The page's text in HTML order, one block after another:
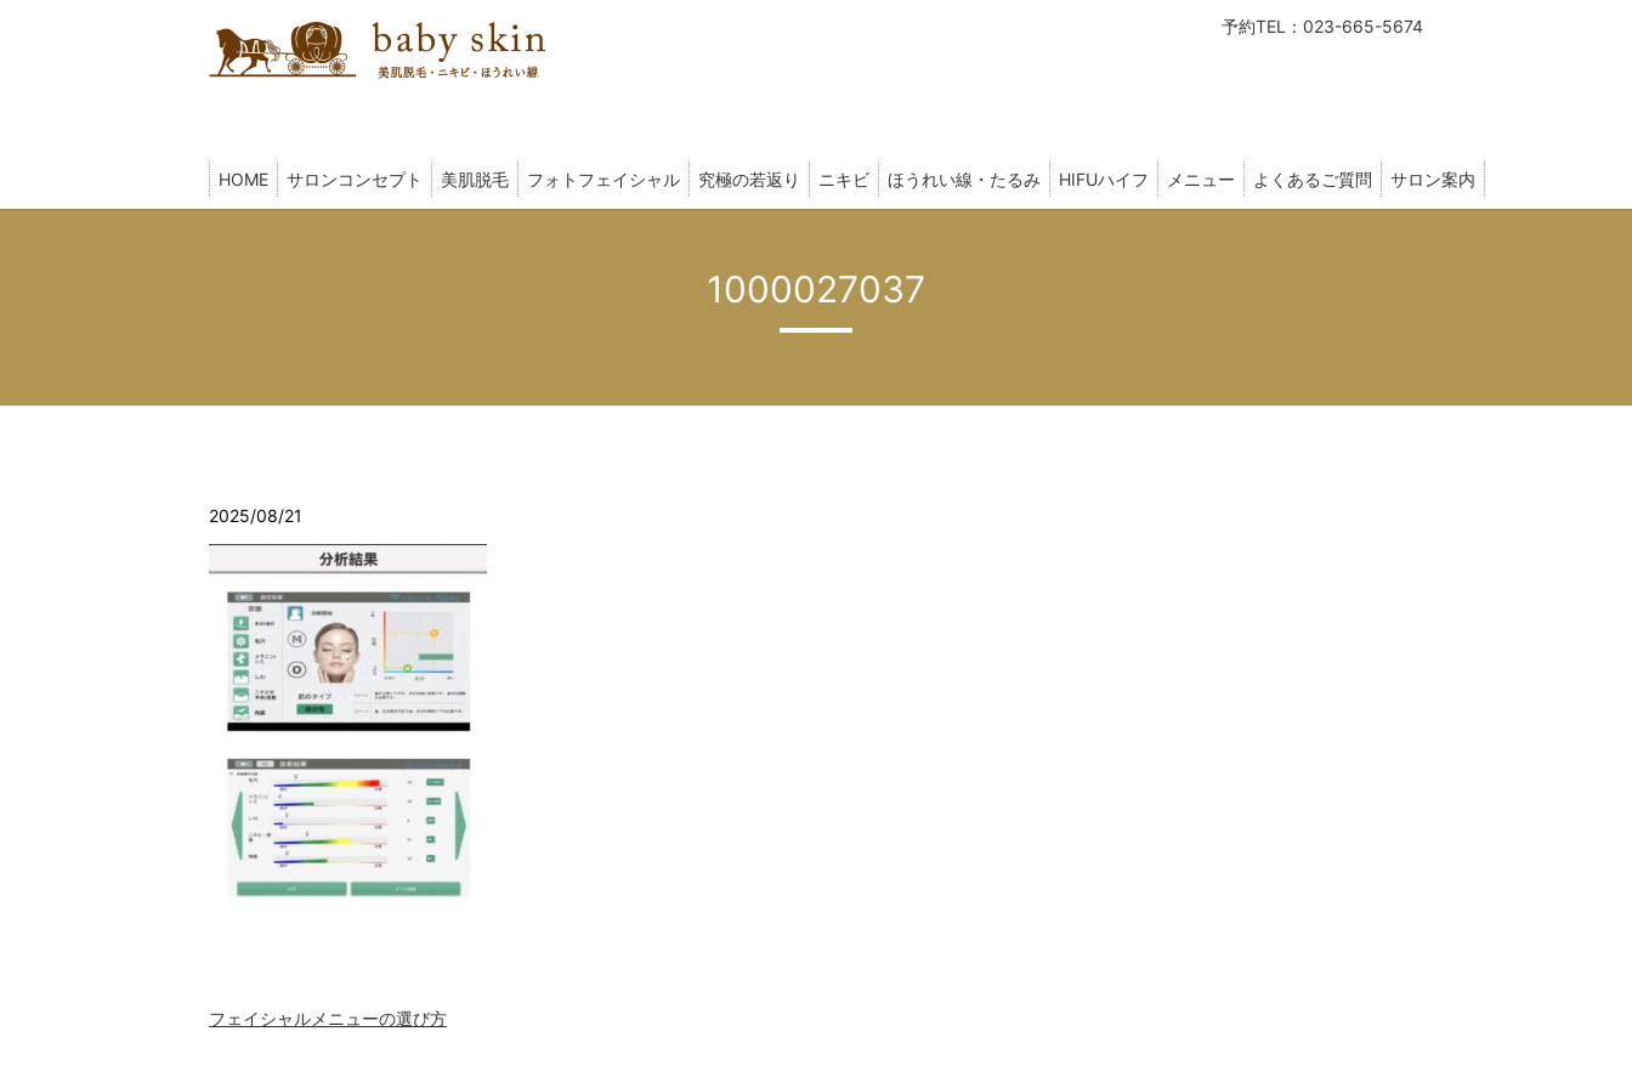
予約TEL：023-665-5674
HOME サロンコンセプト 美肌脱毛 フォトフェイシャル 究極の若返り ニキビ ほうれい線・たるみ HIFUハイフ メニュー よくあるご質問 サロン案内
1000027037
2025/08/21
フェイシャルメニューの選び方